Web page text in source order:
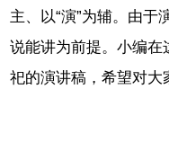
主、以“演”为辅。由于
说能讲为前提。小编在
祀的演讲稿，希望对大